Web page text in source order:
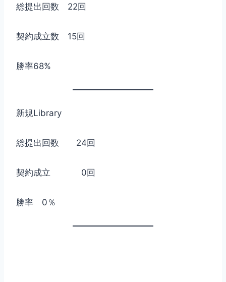
総提出回数 22回
契約成立数 15回
勝率68%
新規Library
総提出回数 24回
契約成立 0回
勝率 0％